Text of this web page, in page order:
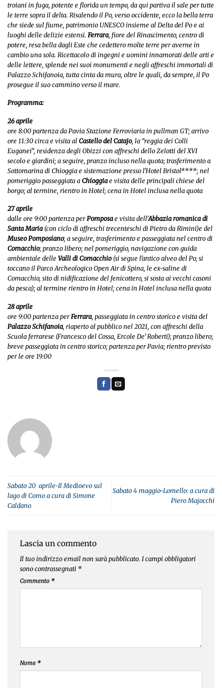
troiani in fuga, potente e florida un tempo, da qui partiva il sale per tutte
le terre sopra il delta. Risalendo il Po, verso occidente, eccola bella terra
che siede sul fiume, patrimonio UNESCO insieme al Delta del Po e ai
luoghi delle delizie estensi. Ferrara, fiore del Rinascimento, centro di
potere, resa bella dagli Este che cedettero molte terre per averne in
cambio una sola. Ricettacolo di ingegni e uomini innamorati delle arti e
delle lettere, splende nei suoi monumenti e negli affreschi immortali di
Palazzo Schifanoia, tutta cinta da mura, oltre le quali, da sempre, il Po
prosegue il suo cammino verso il mare.
Programma:
26 aprile
ore 8:00 partenza da Pavia Stazione Ferroviaria in pullman GT; arrivo
ore 11:30 circa e visita alCastello del Catajo, la “reggia dei Colli
Euganei”, residenza degli Obizzi con affreschi dello Zelotti del XVI
secolo e giardini; a seguire, pranzo incluso nella quota; trasferimento a
Sottomarina di Chioggia e sistemazione presso l’Hotel Bristol****; nel
pomeriggio passeggiata aChioggiae visita delle principali chiese del
borgo; al termine, rientro in Hotel; cena in Hotel inclusa nella quota
27 aprile
dalle ore 9:00 partenza perPomposae visita dell’Abbazia romanica di
Santa Maria(con ciclo di affreschi trecenteschi di Pietro da Rimini)e del
Museo Pomposiano; a seguire, trasferimento e passeggiata nel centro di
Comacchio; pranzo libero; nel pomeriggio, navigazione con guida
ambientale delle Valli di Comacchio(si segue l’antico alveo del Po, si
toccano il Parco Archeologico Open Air di Spina, le ex-saline di
Comacchio, sito di nidificazione del fenicottero, si sosta ai vecchi casoni
da pesca); al termine rientro in Hotel; cena in Hotel inclusa nella quota
28 aprile
ore 9:00 partenza perFerrara, passeggiata in centro storico e visita del
Palazzo Schifanoia, riaperto al pubblico nel 2021, con affreschi della
Scuola ferrarese (Francesco del Cossa, Ercole De’ Roberti); pranzo libero;
breve passeggiata in centro storico; partenza per Pavia; rientro previsto
per le ore 19:00
Sabato 20 aprile-Il Medioevo sul
lago di Como a cura di Simone
Caldano
Sabato 4 maggio-Lomello: a cura di
Piero Majocchi
Lascia un commento
Il tuo indirizzo email non sarà pubblicato. I campi obbligatori
sono contrassegnati *
Commento *
Nome *